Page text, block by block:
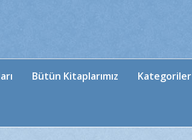
Bütün Kitaplarımız Kategoriler